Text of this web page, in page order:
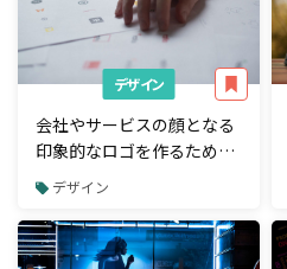
デザイン
会社やサービスの顔となる
印象的なロゴを作るための
5つの手順と7つの注意点
デザイン